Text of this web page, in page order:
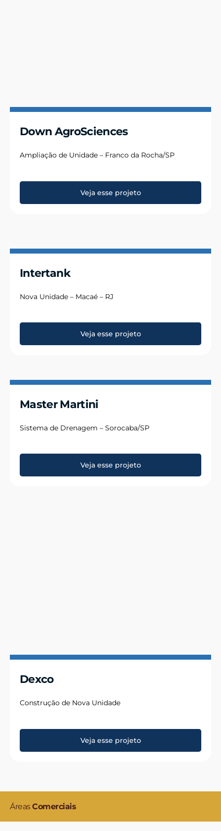
Down AgroSciences
Ampliação de Unidade – Franco da Rocha/SP
Veja esse projeto
Intertank
Nova Unidade – Macaé – RJ
Veja esse projeto
Master Martini
Sistema de Drenagem – Sorocaba/SP
Veja esse projeto
Dexco
Construção de Nova Unidade
Veja esse projeto
ÁreasComerciais